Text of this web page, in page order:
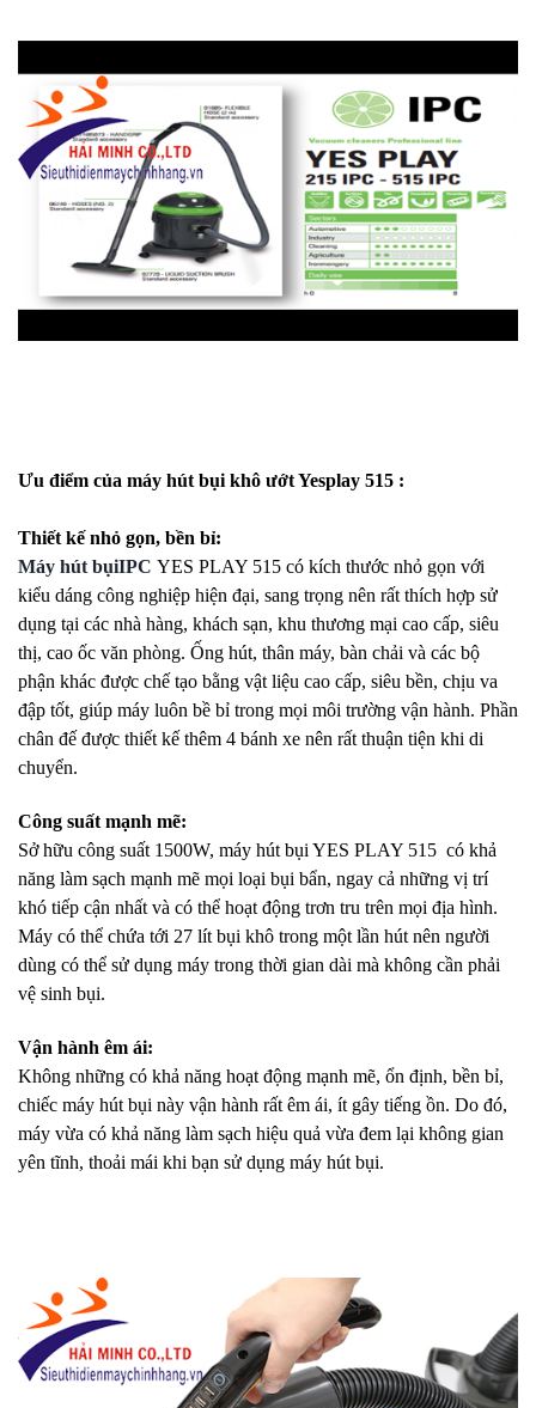
Ưu điểm của máy hút bụi khô ướt Yesplay 515 :
Thiết kế nhỏ gọn, bền bỉ:
Máy hút bụiIPC YES PLAY 515 có kích thước nhỏ gọn với
kiểu dáng công nghiệp hiện đại, sang trọng nên rất thích hợp sử
dụng tại các nhà hàng, khách sạn, khu thương mại cao cấp, siêu
thị, cao ốc văn phòng. Ống hút, thân máy, bàn chải và các bộ
phận khác được chế tạo bằng vật liệu cao cấp, siêu bền, chịu va
đập tốt, giúp máy luôn bề bỉ trong mọi môi trường vận hành. Phần
chân đế được thiết kế thêm 4 bánh xe nên rất thuận tiện khi di
chuyển.
Công suất mạnh mẽ:
Sở hữu công suất 1500W, máy hút bụi YES PLAY 515 có khả
năng làm sạch mạnh mẽ mọi loại bụi bẩn, ngay cả những vị trí
khó tiếp cận nhất và có thể hoạt động trơn tru trên mọi địa hình.
Máy có thể chứa tới 27 lít bụi khô trong một lần hút nên người
dùng có thể sử dụng máy trong thời gian dài mà không cần phải
vệ sinh bụi.
Vận hành êm ái:
Không những có khả năng hoạt động mạnh mẽ, ổn định, bền bỉ,
chiếc máy hút bụi này vận hành rất êm ái, ít gây tiếng ồn. Do đó,
máy vừa có khả năng làm sạch hiệu quả vừa đem lại không gian
yên tĩnh, thoải mái khi bạn sử dụng máy hút bụi.